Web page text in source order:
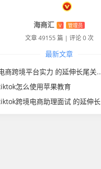
海商汇 V 管理员
文章 49155 篇 | 评论 0 次
最新文章
商跨境平台实力 的延伸长尾关键词有什么
怎么使用苹果教育
跨境电商助理面试 的延伸长尾关键词有哪些